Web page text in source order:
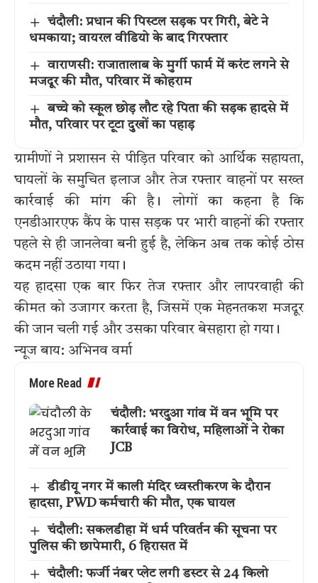
चंदौली: प्रधान की पिस्टल सड़क पर गिरी, बेटे ने
धमकाया; वायरल वीडियो के बाद गिरफ्तार
वाराणसी: राजातालाब के मुर्गी फार्म में करंट लगने से
मजदूर की मौत, परिवार में कोहराम
बच्चे को स्कूल छोड़ लौट रहे पिता की सड़क हादसे में
मौत, परिवार पर टूटा दुखों का पहाड़
ग्रामीणों ने प्रशासन से पीड़ित परिवार को आर्थिक सहायता,
घायलों के समुचित इलाज और तेज रफ्तार वाहनों पर सख्त
कार्रवाई की मांग की है। लोगों का कहना है कि
एनडीआरएफ कैंप के पास सड़क पर भारी वाहनों की रफ्तार
पहले से ही जानलेवा बनी हुई है, लेकिन अब तक कोई ठोस
कदम नहीं उठाया गया।
यह हादसा एक बार फिर तेज रफ्तार और लापरवाही की
कीमत को उजागर करता है, जिसमें एक मेहनतकश मजदूर
की जान चली गई और उसका परिवार बेसहारा हो गया।
न्यूज बाय: अभिनव वर्मा
More Read
चंदौली: भरदुआ गांव में वन भूमि पर
कार्रवाई का विरोध, महिलाओं ने रोका
JCB
डीडीयू नगर में काली मंदिर ध्वस्तीकरण के दौरान
हादसा, PWD कर्मचारी की मौत, एक घायल
चंदौली: सकलडीहा में धर्म परिवर्तन की सूचना पर
पुलिस की छापेमारी, 6 हिरासत में
चंदौली: फर्जी नंबर प्लेट लगी डस्टर से 24 किलो